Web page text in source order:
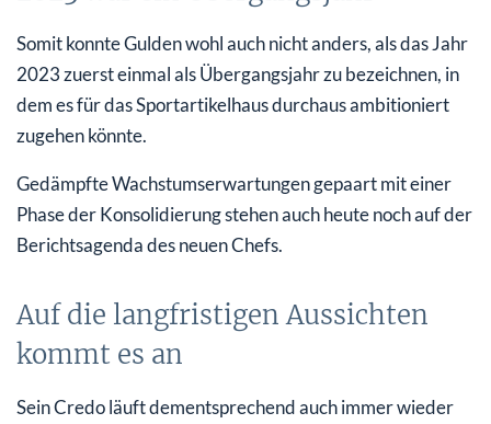
Somit konnte Gulden wohl auch nicht anders, als das Jahr
2023 zuerst einmal als Übergangsjahr zu bezeichnen, in
dem es für das Sportartikelhaus durchaus ambitioniert
zugehen könnte.
Gedämpfte Wachstumserwartungen gepaart mit einer
Phase der Konsolidierung stehen auch heute noch auf der
Berichtsagenda des neuen Chefs.
Auf die langfristigen Aussichten
kommt es an
Sein Credo läuft dementsprechend auch immer wieder